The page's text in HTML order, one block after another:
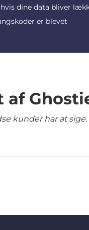
dine data bliver
er blevet
af
kunder har at